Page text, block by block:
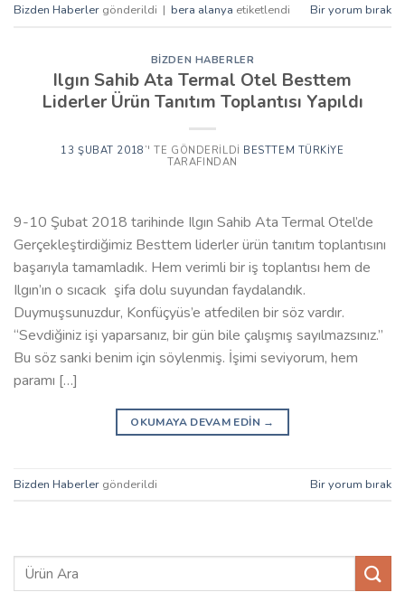
Bizden Haberler gönderildi | bera alanya etiketlendi Bir yorum bırak
BIZDEN HABERLER
Ilgın Sahib Ata Termal Otel Besttem
Liderler Ürün Tanıtım Toplantısı Yapıldı
13 ŞUBAT 2018 ’' TE GÖNDERILDI BESTTEM TÜRKIYE
TARAFINDAN
9-10 Şubat 2018 tarihinde Ilgın Sahib Ata Termal Otel’de
Gerçekleştirdiğimiz Besttem liderler ürün tanıtım toplantısını
başarıyla tamamladık. Hem verimli bir iş toplantısı hem de
Ilgın’ın o sıcacık şifa dolu suyundan faydalandık.
Duymuşsunuzdur, Konfüçyüs’e atfedilen bir söz vardır.
“Sevdiğiniz işi yaparsanız, bir gün bile çalışmış sayılmazsınız.”
Bu söz sanki benim için söylenmiş. İşimi seviyorum, hem
paramı […]
OKUMAYA DEVAM EDIN →
Bizden Haberler gönderildi Bir yorum bırak